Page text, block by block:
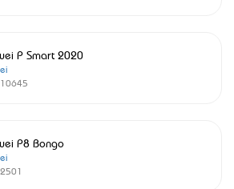
P Smart 2020
10645
P8 Bongo
2501